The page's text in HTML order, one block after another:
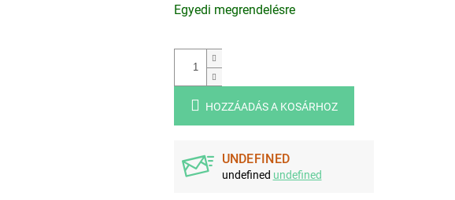
Egyedi megrendelésre
HOZZÁADÁS A KOSÁRHOZ
UNDEFINED
undefined undefined